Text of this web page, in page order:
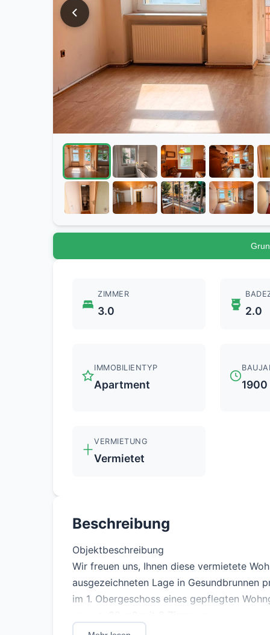
ZIMMER
3.0 2.0
IMMOBILIENTYP
Apartment 1900
VERMIETUNG
Vermietet
Beschreibung
Objektbeschreibung
Wir freuen uns, Ihnen diese vermietete
ausgezeichneten Lage in Gesundbrunnen
im 1. Obergeschoss eines gepflegten
Lage